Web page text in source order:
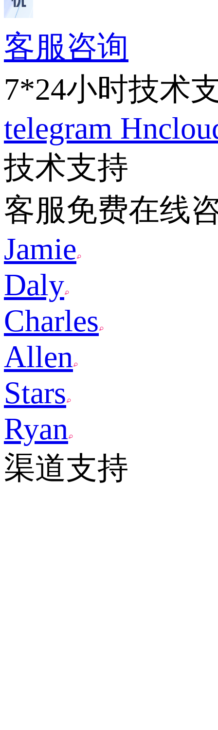
客服咨询
7*24小时技术
telegram
技术支持
客服免费在线
Jamie
Daly
Charles
Allen
Stars
Ryan
渠道支持